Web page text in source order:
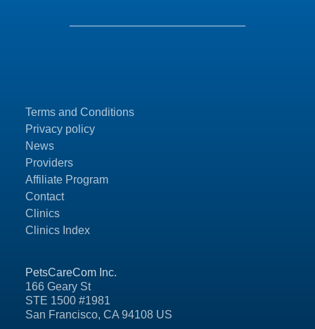
PetsCareCom Inc.
166 Geary St
STE 1500 #1981
San Francisco, CA 94108 US
Terms and Conditions
Privacy policy
News
Providers
Affiliate Program
Contact
Clinics
Clinics Index